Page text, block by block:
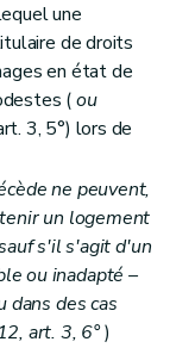
et du calcul des aides
une
de droits
en état de
(ou
3, 5°) lors de
ne peuvent,
un logement
s'il s'agit d'un
ou inadapté –
dans des cas
art. 3, 6°)